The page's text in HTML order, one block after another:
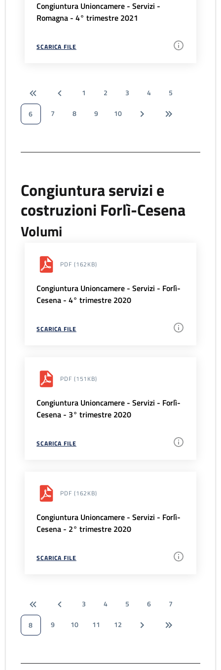
Congiuntura Unioncamere - Servizi -
Romagna - 4° trimestre 2021
SCARICA FILE
1 2 3 4
5
6
7 8 9 10
Congiuntura servizi e
costruzioni Forlì-Cesena
Volumi
PDF (162KB)
Congiuntura Unioncamere - Servizi - Forlì-
Cesena - 4° trimestre 2020
SCARICA FILE
PDF (151KB)
Congiuntura Unioncamere - Servizi - Forlì-
Cesena - 3° trimestre 2020
SCARICA FILE
PDF (162KB)
Congiuntura Unioncamere - Servizi - Forlì-
Cesena - 2° trimestre 2020
SCARICA FILE
3 4 5 6
7
8
9 10 11 12